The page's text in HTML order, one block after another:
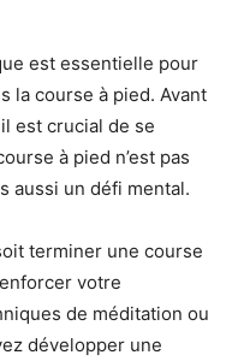
est essentielle pour
la course à pied. Avant
est crucial de se
à pied n’est pas
aussi un défi mental.
terminer une course
votre
de méditation ou
développer une